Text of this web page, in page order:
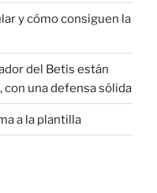
y cómo consiguen la
del Betis están
una defensa sólida
a la plantilla